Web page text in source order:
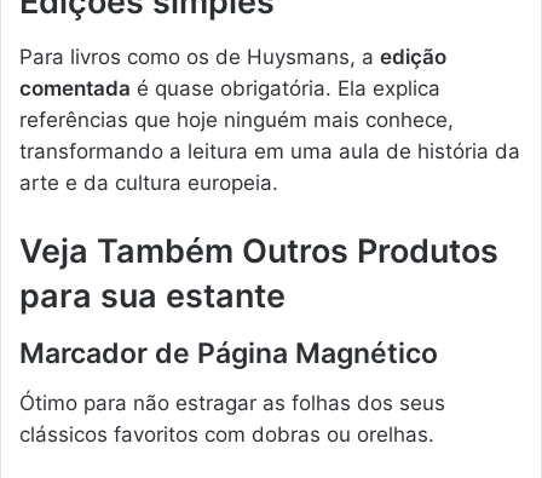
Para livros como os de Huysmans, a edição
comentada é quase obrigatória. Ela explica
referências que hoje ninguém mais conhece,
transformando a leitura em uma aula de história da
arte e da cultura europeia.
Veja Também Outros Produtos
para sua estante
Marcador de Página Magnético
Ótimo para não estragar as folhas dos seus
clássicos favoritos com dobras ou orelhas.